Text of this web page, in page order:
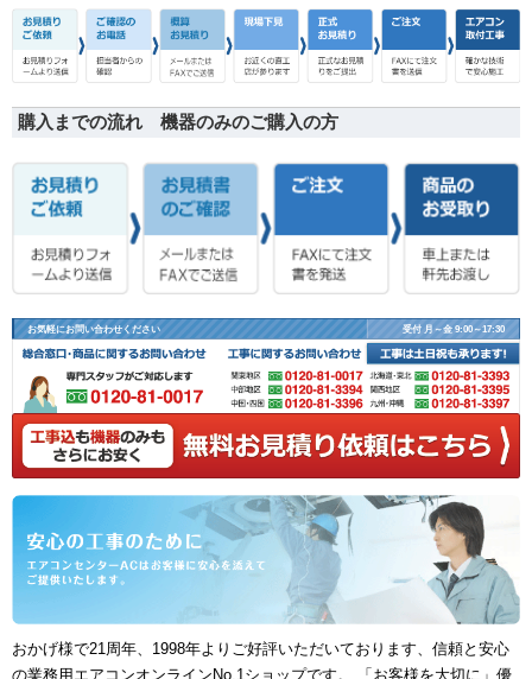
購入までの流れ 機器のみのご購入の方
お気軽にお問い合わせください 受付 月～金 9:00～17:30
おかげ様で21周年、1998年よりご好評いただいております、信頼と安心
の業務用エアコンオンラインNo.1ショップです。 「お客様を大切に」優